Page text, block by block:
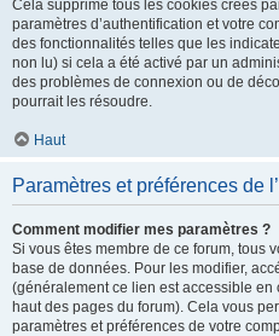
Cela supprime tous les cookies créés
paramètres d’authentification et votre
des fonctionnalités telles que les
non lu) si cela a été activé par un
des problèmes de connexion ou de
pourrait les résoudre.
Haut
Paramètres et préférences de
Comment modifier mes paramètres ?
Si vous êtes membre de ce forum, tous
base de données. Pour les modifier,
(généralement ce lien est accessible en
haut des pages du forum). Cela vous
paramètres et préférences de votre